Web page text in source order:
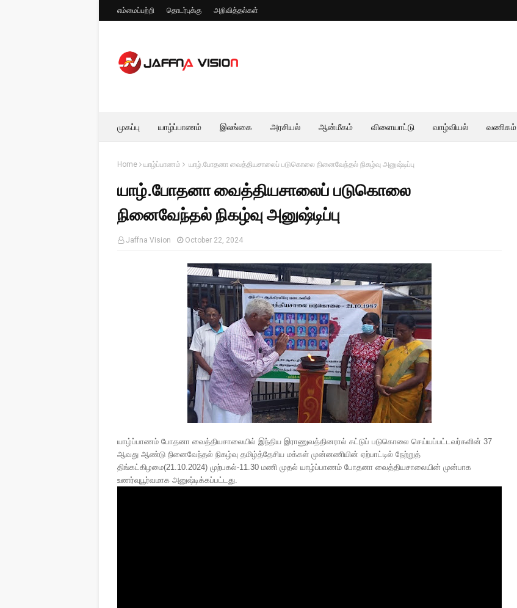
எம்மைப்பற்றி தொடர்புக்கு அறிவித்தல்கள்
முகப்பு யாழ்ப்பாணம் இலங்கை அரசியல் ஆன்மீகம் விளையாட்டு வாழ்வியல் வணிகம்
Home யாழ்ப்பாணம் யாழ்.போதனா வைத்தியசாலைப் படுகொலை நினைவேந்தல் நிகழ்வு அனுஷ்டிப்பு
யாழ்.போதனா வைத்தியசாலைப் படுகொலை
நினைவேந்தல் நிகழ்வு அனுஷ்டிப்பு
Jaffna Vision October 22, 2024
யாழ்ப்பாணம் போதனா வைத்தியசாலையில் இந்திய இராணுவத்தினரால் சுட்டுப் படுகொலை செய்யப்பட்டவர்களின் 37
ஆவது ஆண்டு நினைவேந்தல் நிகழ்வு தமிழ்த்தேசிய மக்கள் முன்னணியின் ஏற்பாட்டில் நேற்றுத்
திங்கட்கிழமை(21.10.2024) முற்பகல்-11.30 மணி முதல் யாழ்ப்பாணம் போதனா வைத்தியசாலையின் முன்பாக
உணர்வுபூர்வமாக அனுஷ்டிக்கப்பட்டது.